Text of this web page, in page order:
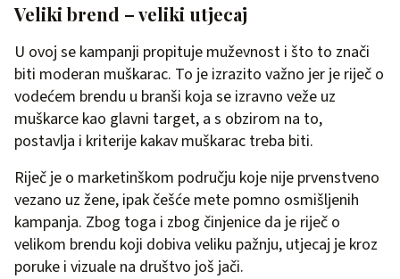
Veliki brend – veliki utjecaj
U ovoj se kampanji propituje muževnost i što to znači
biti moderan muškarac. To je izrazito važno jer je riječ o
vodećem brendu u branši koja se izravno veže uz
muškarce kao glavni target, a s obzirom na to,
postavlja i kriterije kakav muškarac treba biti.
Riječ je o marketinškom području koje nije prvenstveno
vezano uz žene, ipak češće mete pomno osmišljenih
kampanja. Zbog toga i zbog činjenice da je riječ o
velikom brendu koji dobiva veliku pažnju, utjecaj je kroz
poruke i vizuale na društvo još jači.